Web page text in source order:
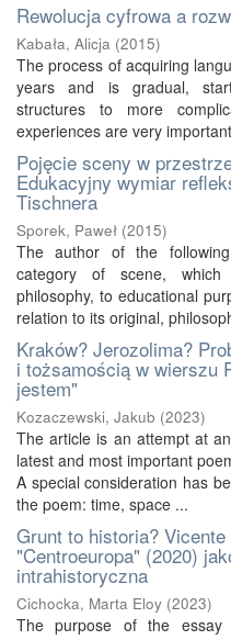
Rewolucja cyfrowa a
Kabała, Alicja (2015)
The process of acquiring
years and is gradual,
structures to more
experiences are very
Pojęcie sceny w
Edukacyjny wymiar
Tischnera
Sporek, Paweł (2015)
The author of the
category of scene, which
philosophy, to educational
relation to its original,
Kraków? Jerozolima?
i tożsamością w wierszu
jestem"
Kozaczewski, Jakub (2023)
The article is an attempt at
latest and most important
A special consideration has
the poem: time, space ...
Grunt to historia?
"Centroeuropa" (2020)
intrahistoryczna
Cichocka, Marta Eloy (2023)
The purpose of the